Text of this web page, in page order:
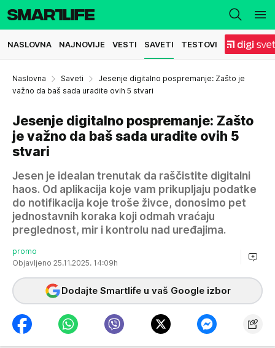
NASLOVNA NAJNOVIJE VESTI SAVETI TESTOVI
Naslovna Saveti
Jesenje digitalno pospremanje: Zašto je
važno da baš sada uradite ovih 5 stvari
Jesenje digitalno pospremanje: Zašto
je važno da baš sada uradite ovih 5
stvari
Jesen je idealan trenutak da raščistite digitalni
haos. Od aplikacija koje vam prikupljaju podatke
do notifikacija koje troše živce, donosimo pet
jednostavnih koraka koji odmah vraćaju
preglednost, mir i kontrolu nad uređajima.
promo
Objavljeno 25.11.2025. 14:09h
Dodajte Smartlife u vaš Google izbor